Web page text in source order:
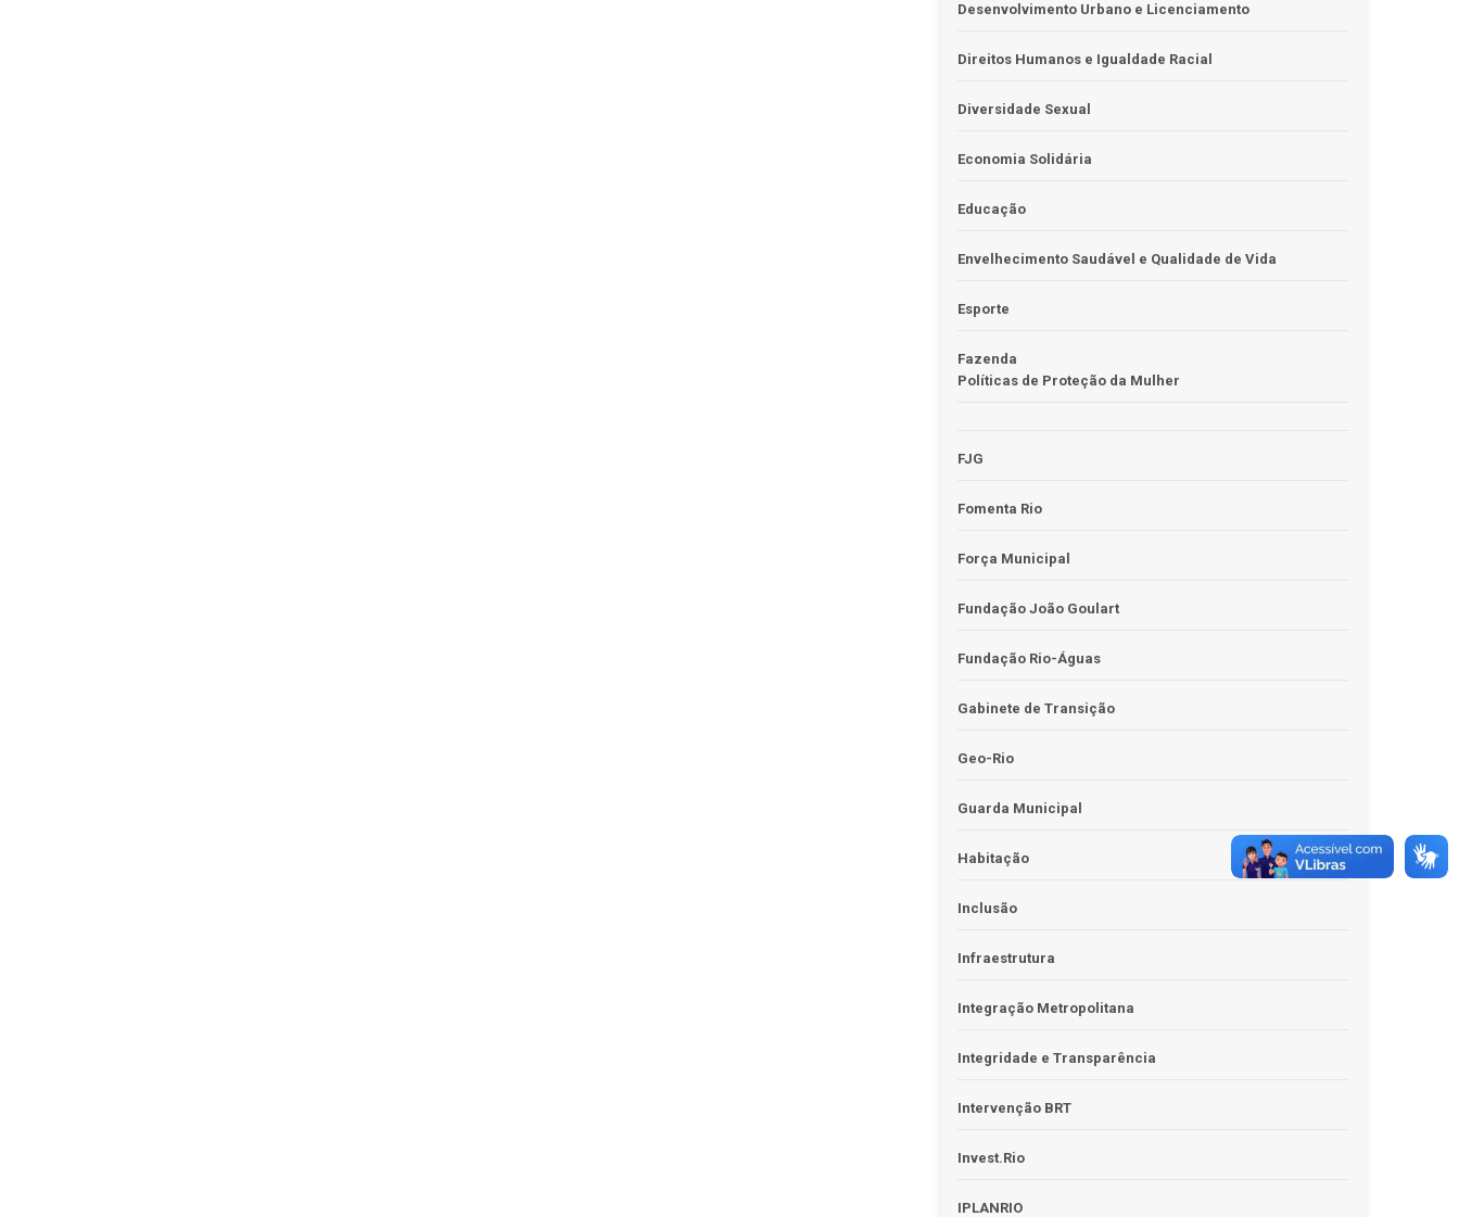
Desenvolvimento Urbano e Licenciamento
Direitos Humanos e Igualdade Racial
Diversidade Sexual
Economia Solidária
Educação
Envelhecimento Saudável e Qualidade de Vida
Esporte
Fazenda
Políticas de Proteção da Mulher
FJG
Fomenta Rio
Força Municipal
Fundação João Goulart
Fundação Rio-Águas
Gabinete de Transição
Geo-Rio
Guarda Municipal
Habitação
Inclusão
Infraestrutura
Integração Metropolitana
Integridade e Transparência
Intervenção BRT
Invest.Rio
IPLANRIO